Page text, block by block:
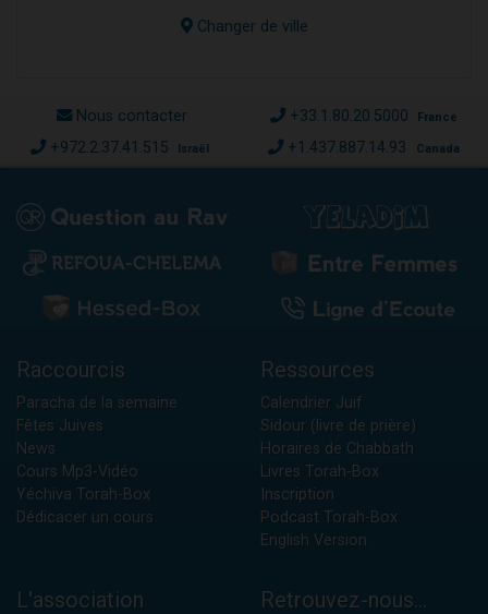
Changer de ville
Nous contacter +33.1.80.20.5000 France
+972.2.37.41.515 Israël +1.437.887.14.93 Canada
Raccourcis
Paracha de la semaine
Fêtes Juives
News
Cours Mp3-Vidéo
Yéchiva Torah-Box
Dédicacer un cours
Ressources
Calendrier Juif
Sidour (livre de prière)
Horaires de Chabbath
Livres Torah-Box
Inscription
Podcast Torah-Box
English Version
L'association Retrouvez-nous...